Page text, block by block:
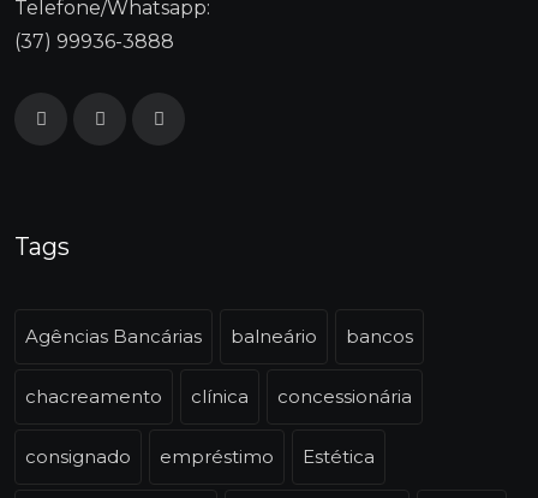
Telefone/Whatsapp:
(37) 99936-3888
Tags
Agências Bancárias balneário bancos
chacreamento clínica concessionária
consignado empréstimo Estética